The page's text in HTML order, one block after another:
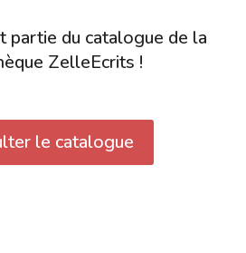
partie du catalogue de la
ZelleEcrits !
le catalogue